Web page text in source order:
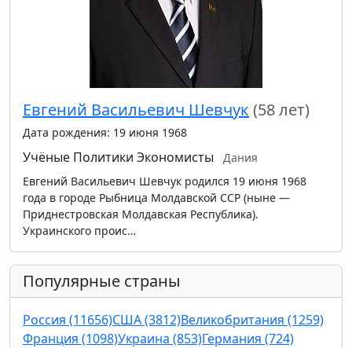
Евгений Васильевич Шевчук (58 лет)
Дата рождения: 19 июня 1968
Учёные Политики Экономисты
Дания
Евгений Васильевич Шевчук родился 19 июня 1968
года в городе Рыбница Молдавской ССР (ныне —
Приднестровская Молдавская Республика).
Украинского проис…
Популярные страны
Россия (11656)США (3812)Великобритания (1259)
Франция (1098)Украина (853)Германия (724)